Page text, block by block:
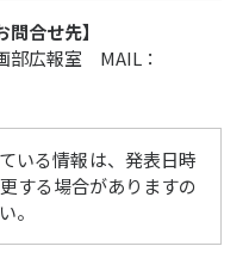
合せ先】
部広報室 MAIL：
いる情報は、発表日時
する場合がありますの
。